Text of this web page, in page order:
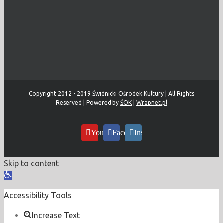
Copyright 2012 - 2019 Świdnicki Ośrodek Kultury | All Rights
Reserved | Powered by ŚOK Wrapnet.pl
YouTubeFacebookInstagram
Skip to content
Open
Accessibility Tools
Increase Text